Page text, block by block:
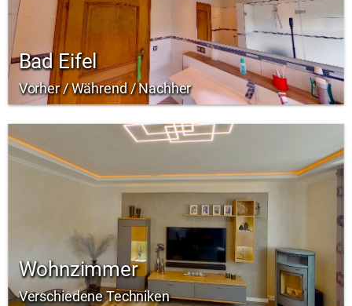
Bad Eifel
Vorher / Während / Nachher
Wohnzimmer
Verschiedene Techniken